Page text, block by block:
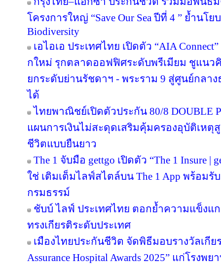
โครงการใหญ่ “Save Our Sea ปีที่ 4 ” ย้ำนโ
Biodiversity
เอไอเอ ประเทศไทย เปิดตัว “AIA
กใหม่ รุกตลาดออฟฟิศระดับพรีเมียม ชูแนวคิด
ยกระดับย่านรัชดาฯ - พระราม 9 สู่ศูนย์กลา
ได้
ไทยพาณิชย์เปิดตัวประกัน 80/8 DOUBLE
แผนการเงินไม่สะดุดเสริมคุ้มครองอุบัติเหตุ
ชีวิตแบบยืนยาว
The 1 จับมือ gettgo เปิดตัว “The 1 Insure
ใช่ เติมเต็มไลฟ์สไตล์บน The 1 App พร้อมรั
กรมธรรม์
ชับบ์ ไลฟ์ ประเทศไทย ตอกย้ำความแข็งแ
ทรงเกียรติระดับประเทศ
เมืองไทยประกันชีวิต จัดพิธีมอบรางวัลเกีย
Assurance Hospital Awards 2025” แก่โรง